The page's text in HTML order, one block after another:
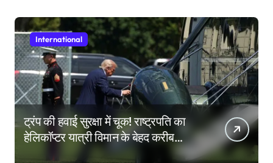
International
ट्रंप की हवाई सुरक्षा में चूक! राष्ट्रपति का
हेलिकॉप्टर यात्री विमान के बेहद करीब
पहुंचा, FAA ने शुरू की जांच